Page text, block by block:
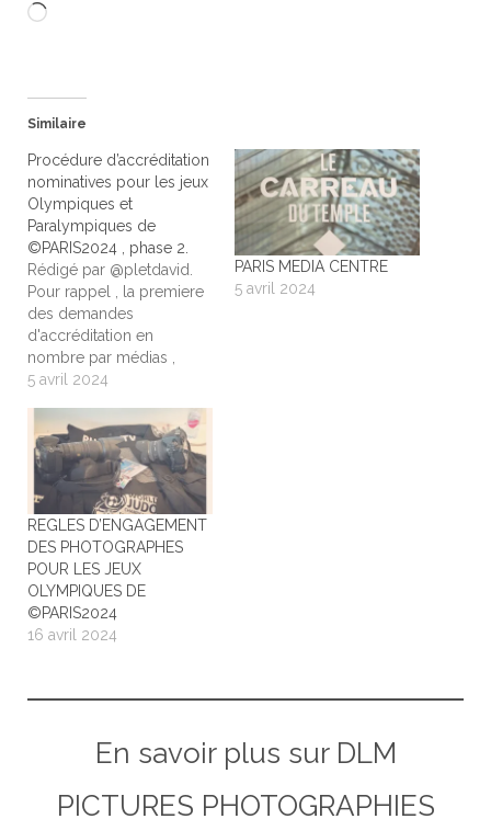
Chargement…
Similaire
Procédure d’accréditation
nominatives pour les jeux
Olympiques et
Paralympiques de
©PARIS2024 , phase 2.
Rédigé par @pletdavid.
Pour rappel , la premiere
des demandes
d'accréditation en
nombre par médias ,
pour la presse écrite et
eu lieu depuis la fin de
l'année 2023 , pour les
jeux olympiques et
paralympiques de
©PARIS2024 . C'est au
tour de la seconde phase
des…
5 avril 2024
PARIS MEDIA CENTRE
5 avril 2024
REGLES D’ENGAGEMENT
DES PHOTOGRAPHES
POUR LES JEUX
OLYMPIQUES DE
©PARIS2024
16 avril 2024
En savoir plus sur DLM
PICTURES PHOTOGRAPHIES